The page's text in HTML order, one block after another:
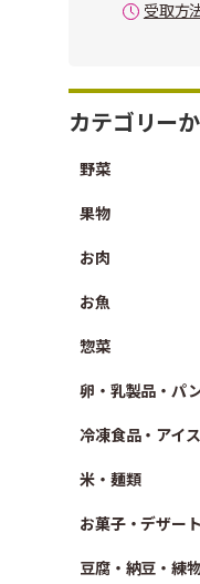
受取方
カテゴリー
野菜
果物
お肉
お魚
惣菜
卵・乳製品・パ
冷凍食品・アイス
米・麺類
お菓子・デザート
豆腐・納豆・練